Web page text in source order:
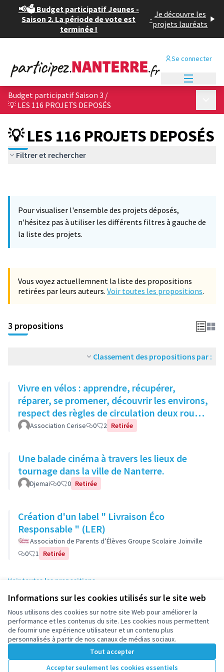
Informations sur les cookies utilisés sur le site web
Nous utilisons des cookies sur notre site Web pour améliorer la
performance et les contenus du site. Les cookies nous permettent
de fournir une expérience utilisateur et un contenu plus
personnalisés à partir de nos canaux de médias sociaux.
Tout accepter
Accepter seulement les cookies essentiels
📢🗳️ Budget participatif Jeunes -
Saison 2. La période de vote est
terminée !
- Je découvre les
projets lauréats
Se connecter
Budget participatif Saison 3 /
💡 LES 116 PROJETS DEPOSÉS
💡 LES 116 PROJETS DEPOSÉS
Filtrer et rechercher
Pour visualiser l'ensemble des projets déposés,
n'hésitez pas à utiliser les différents filtres à gauche de
la liste des projets.
Vous voyez actuellemnent la liste des propositions
retirées par leurs auteurs. Voir toutes les propositions.
3 propositions
Classement des propositions par :
Vivre en vélos : apprendre, récupérer,
réparer, se promener, découvrir les environs,
respect des règles de circulation deux roues
dans espace public
Association Cerise 0 2 Retirée
Une balade cinéma à travers les lieux de
tournage dans la ville de Nanterre.
Djemai 0 0 Retirée
Création d'un label " Livraison Éco
Responsable " (LER)
Association de Parents d’Élèves Groupe Scolaire Joinville
0
1 Retirée
Voir toutes les propositions
Conditions d'utilisation
Paramètres des cookies
participez.nanterre.fr sur X
participez.nanterre.fr sur Facebook
participez.nanterre.fr sur Instagram
participez.nanterre.fr sur YouTube
(Lien externe)
participez.nanterre.fr sur GitHub
(Lien externe)